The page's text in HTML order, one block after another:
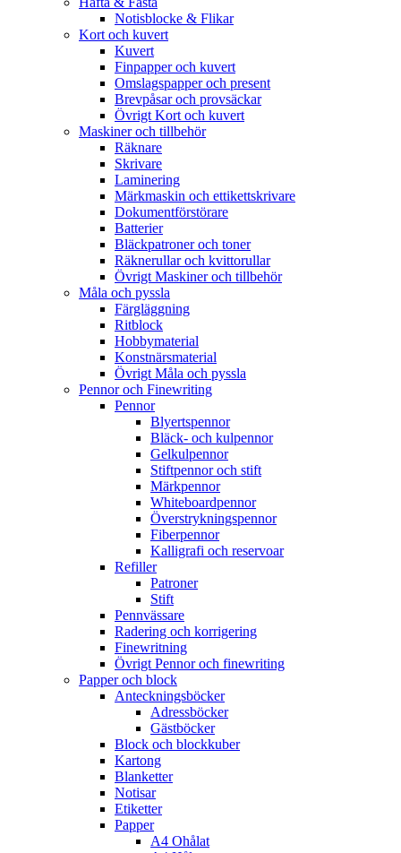
Notisblocke & Flikar
Kort och kuvert
Kuvert
Finpapper och kuvert
Omslagspapper och present
Brevpåsar och provsäckar
Övrigt Kort och kuvert
Maskiner och tillbehör
Räknare
Skrivare
Laminering
Märkmaskin och ettikettskrivare
Dokumentförstörare
Batterier
Bläckpatroner och toner
Räknerullar och kvittorullar
Övrigt Maskiner och tillbehör
Måla och pyssla
Färgläggning
Ritblock
Hobbymaterial
Konstnärsmaterial
Övrigt Måla och pyssla
Pennor och Finewriting
Pennor
Blyertspennor
Bläck- och kulpennor
Gelkulpennor
Stiftpennor och stift
Märkpennor
Whiteboardpennor
Överstrykningspennor
Fiberpennor
Kalligrafi och reservoar
Refiller
Patroner
Stift
Pennvässare
Radering och korrigering
Finewritning
Övrigt Pennor och finewriting
Papper och block
Anteckningsböcker
Adressböcker
Gästböcker
Block och blockkuber
Kartong
Blanketter
Notisar
Etiketter
Papper
A4 Ohålat